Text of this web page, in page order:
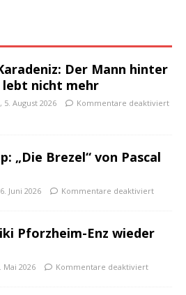
Der Mann hinter
lebt nicht mehr
August 2026 Kommentare deaktiviert
„Die Brezel“ von Pascal
Juni 2026 Kommentare deaktiviert
Pforzheim-Enz wieder
Mai 2026 Kommentare deaktiviert